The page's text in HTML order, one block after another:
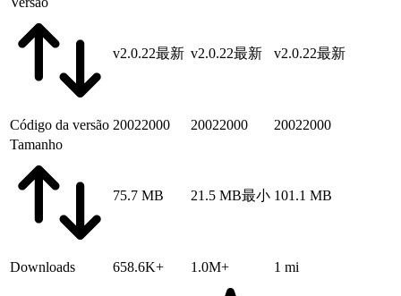
v2.0.22最新 v2.0.22最新 v2.0.22最新
Código da versão 20022000 20022000
20022000
Tamanho
75.7 MB 21.5 MB最小 101.1 MB
Downloads 658.6K+ 1.0M+ 1 mi